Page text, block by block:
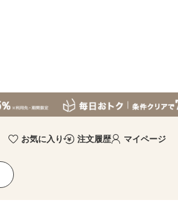
お気に入り 注文履歴 マイページ